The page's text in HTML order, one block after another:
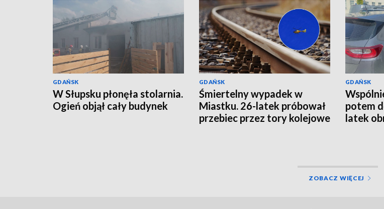
GDAŃSK
W Słupsku płonęła stolarnia.
Ogień objął cały budynek
GDAŃSK
Śmiertelny wypadek w
Miastku. 26-latek próbował
przebiec przez tory kolejowe
GDAŃSK
potem
latek
ZOBACZ WIĘCEJ